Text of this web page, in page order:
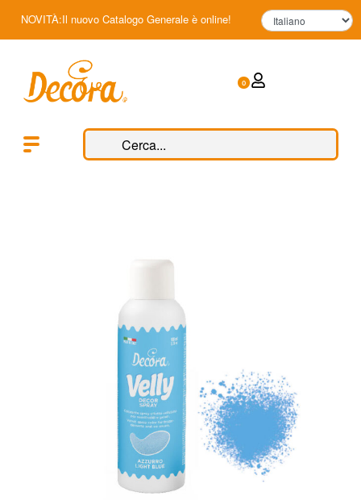
NOVITÀ:Il nuovo Catalogo Generale è online!
0